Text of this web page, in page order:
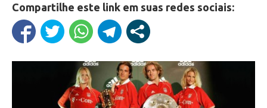
Compartilhe este link em suas redes sociais: